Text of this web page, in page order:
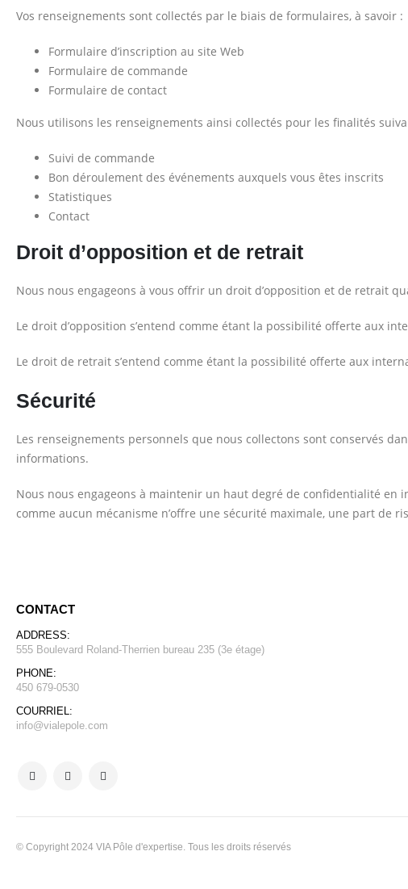
Vos renseignements sont collectés par le biais de formulaires, à savoir :
Formulaire d’inscription au site Web
Formulaire de commande
Formulaire de contact
Nous utilisons les renseignements ainsi collectés pour les finalités
Suivi de commande
Bon déroulement des événements auxquels vous êtes inscrits
Statistiques
Contact
Droit d’opposition et de retrait
Nous nous engageons à vous offrir un droit d’opposition et de retrait
Le droit d’opposition s’entend comme étant la possibilité offerte aux
Le droit de retrait s’entend comme étant la possibilité offerte aux
Sécurité
Les renseignements personnels que nous collectons sont conservés
informations.
Nous nous engageons à maintenir un haut degré de confidentialité
comme aucun mécanisme n’offre une sécurité maximale, une part
CONTACT
ADDRESS:
555 Boulevard Roland-Therrien bureau 235 (3e étage)
PHONE:
450 679-0530
COURRIEL:
info@vialepole.com
© Copyright 2024 VIA Pôle d'expertise. Tous les droits réservés